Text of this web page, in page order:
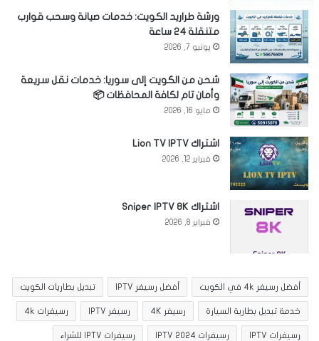
ورشة طراريد الكويت: خدمات صيانة وسحب قوارب
متنقلة 24 ساعة
يونيو 7, 2026
شحن من الكويت إلى سوريا: خدمات نقل سريعة
وأمان تام لكافة المحافظات 📦
مايو 16, 2026
اشتراك Lion TV IPTV
فبراير 12, 2026
اشتراك Sniper IPTV 8K
فبراير 8, 2026
أفضل رسيفر 4k في الكويت أفضل رسيفر IPTV تبديل بطاريات الكويت
خدمة تبديل بطارية السيارة رسيفر 4K رسيفر IPTV رسيفرات 4k
رسيفرات IPTV رسيفرات IPTV 2024 رسيفرات IPTV للشراء